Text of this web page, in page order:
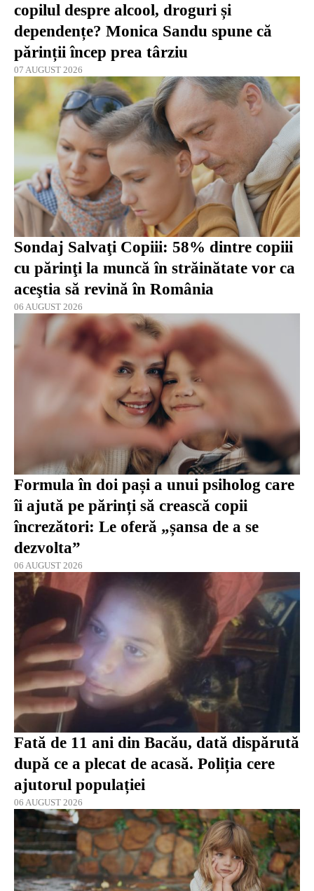
copilul despre alcool, droguri și
dependențe? Monica Sandu spune că
părinții încep prea târziu
07 AUGUST 2026
Sondaj Salvaţi Copiii: 58% dintre copiii
cu părinţi la muncă în străinătate vor ca
aceştia să revină în România
06 AUGUST 2026
Formula în doi pași a unui psiholog care
îi ajută pe părinți să crească copii
încrezători: Le oferă „șansa de a se
dezvolta”
06 AUGUST 2026
Fată de 11 ani din Bacău, dată dispărută
după ce a plecat de acasă. Poliția cere
ajutorul populației
06 AUGUST 2026